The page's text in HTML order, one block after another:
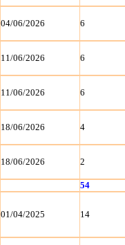
04/06/2026 6
11/06/2026 6
11/06/2026 6
18/06/2026 4
18/06/2026 2
54
01/04/2025 14